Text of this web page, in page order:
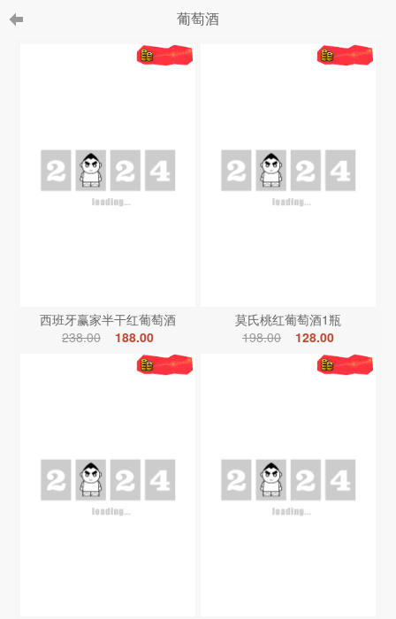
葡萄酒
西班牙赢家半干红葡萄酒
238.00
188.00
莫氏桃红葡萄酒1瓶
198.00
128.00